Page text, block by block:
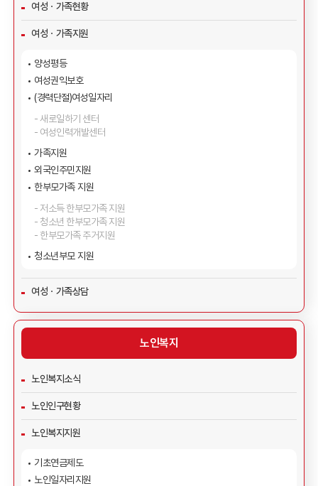
여성ㆍ가족현황
여성ㆍ가족지원
양성평등
여성권익보호
(경력단절)여성일자리
새로일하기 센터
여성인력개발센터
가족지원
외국인주민지원
한부모가족 지원
저소득 한부모가족 지원
청소년 한부모가족 지원
한부모가족 주거지원
청소년부모 지원
여성ㆍ가족상담
노인복지
노인복지소식
노인인구현황
노인복지지원
기초연금제도
노인일자리지원